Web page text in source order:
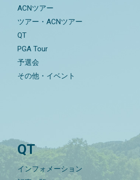
ACNツアー
ツアー・ACNツアー
QT
PGA Tour
予選会
その他・イベント
QT
インフォメーション